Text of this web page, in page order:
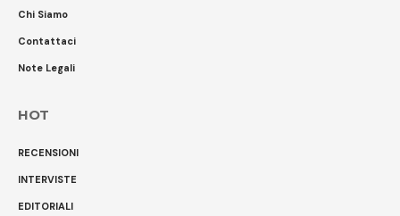
Chi Siamo
Contattaci
Note Legali
HOT
RECENSIONI
INTERVISTE
EDITORIALI